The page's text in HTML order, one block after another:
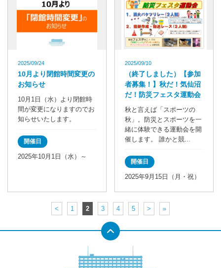
2025/09/24
10月より閉館時間変更の
お知らせ
10月1日（水）より閉館時
間が変更になりますのでお
知らせいたします。
開催日
2025年10月1日（水）～
2025/09/10
（終了しました）【参加
者募集！】秋だ！気仙沼
だ！防災フェスタ運動会
秋と言えば「スポーツの
秋」。防災とスポーツを一
緒に体験できる運動会を開
催します。 誰かと競...
開催日
2025年9月15日（月・祝）
< 1 2 3 4 5 > »